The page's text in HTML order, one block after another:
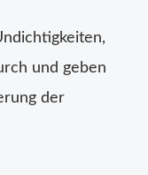
und geben
der